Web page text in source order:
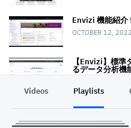
Envizi 機能紹介
OCTOBER 12, 2022
【Envizi】標準
るデータ分析機
管理機能のご紹
JUNE 22, 2023
Videos Playlists